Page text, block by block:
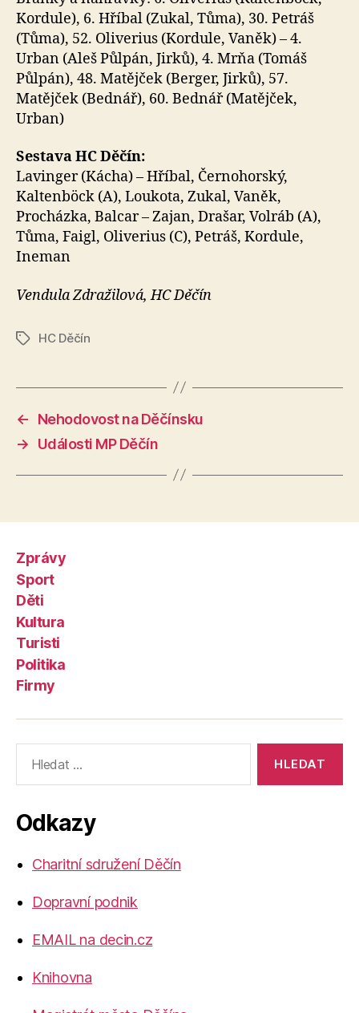
Kordule), 6. Hříbal (Zukal, Tůma), 30. Petráš
(Tůma), 52. Oliverius (Kordule, Vaněk) – 4.
Urban (Aleš Půlpán, Jirků), 4. Mrňa (Tomáš
Půlpán), 48. Matějček (Berger, Jirků), 57.
Matějček (Bednář), 60. Bednář (Matějček,
Urban)
Sestava HC Děčín:
Lavinger (Kácha) – Hříbal, Černohorský,
Kaltenböck (A), Loukota, Zukal, Vaněk,
Procházka, Balcar – Zajan, Drašar, Volráb (A),
Tůma, Faigl, Oliverius (C), Petráš, Kordule,
Ineman
Vendula Zdražilová, HC Děčín
ŠtítkyHC Děčín
←
Nehodovost na Děčínsku
→
Události MP Děčín
Zprávy
Sport
Děti
Kultura
Turisti
Politika
Firmy
vyhledávání:
Odkazy
Charitní sdružení Děčín
Dopravní podnik
EMAIL na decin.cz
Knihovna